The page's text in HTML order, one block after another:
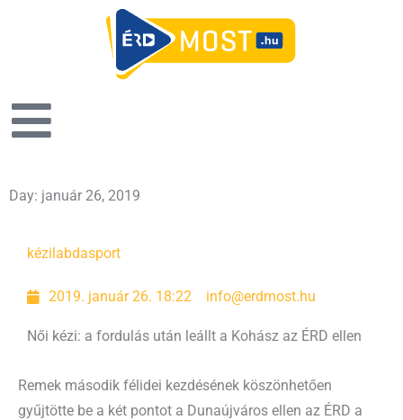
Day: január 26, 2019
kézilabdasport
2019. január 26. 18:22 info@erdmost.hu
Női kézi: a fordulás után leállt a Kohász az ÉRD ellen
Remek második félidei kezdésének köszönhetően
gyűjtötte be a két pontot a Dunaújváros ellen az ÉRD a